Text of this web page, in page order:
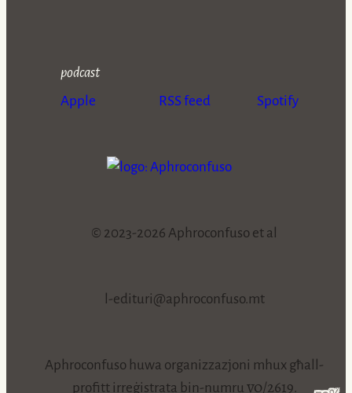
podcast
Apple
RSS feed Spotify
l-edituri@aphroconfuso.mt
Aphroconfuso huwa organizzazjoni mhux għall-
profitt irreġistrata bin-numru vo/2619.
© 2023-2026 Aphroconfuso et al